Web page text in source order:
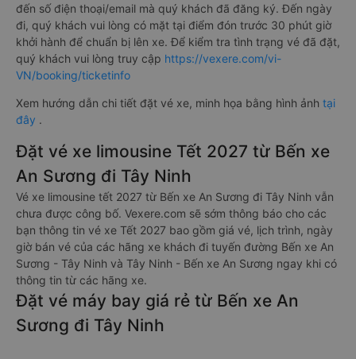
đến số điện thoại/email mà quý khách đã đăng ký. Đến ngày
đi, quý khách vui lòng có mặt tại điểm đón trước 30 phút giờ
khởi hành để chuẩn bị lên xe. Để kiểm tra tình trạng vé đã đặt,
quý khách vui lòng truy cập https://vexere.com/vi-
VN/booking/ticketinfo
Xem hướng dẫn chi tiết đặt vé xe, minh họa bằng hình ảnh tại
đây .
Đặt vé xe limousine Tết 2027 từ Bến xe
An Sương đi Tây Ninh
Vé xe limousine tết 2027 từ Bến xe An Sương đi Tây Ninh vẫn
chưa được công bố. Vexere.com sẽ sớm thông báo cho các
bạn thông tin vé xe Tết 2027 bao gồm giá vé, lịch trình, ngày
giờ bán vé của các hãng xe khách đi tuyến đường Bến xe An
Sương - Tây Ninh và Tây Ninh - Bến xe An Sương ngay khi có
thông tin từ các hãng xe.
Đặt vé máy bay giá rẻ từ Bến xe An
Sương đi Tây Ninh